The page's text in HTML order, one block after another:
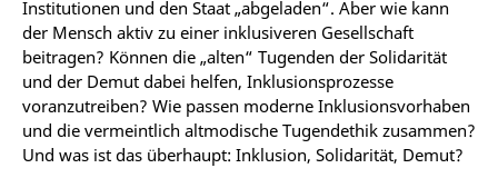
Institutionen und den Staat „abgeladen“. Aber wie kann
der Mensch aktiv zu einer inklusiveren Gesellschaft
beitragen? Können die „alten“ Tugenden der Solidarität
und der Demut dabei helfen, Inklusionsprozesse
voranzutreiben? Wie passen moderne Inklusionsvorhaben
und die vermeintlich altmodische Tugendethik zusammen?
Und was ist das überhaupt: Inklusion, Solidarität, Demut?